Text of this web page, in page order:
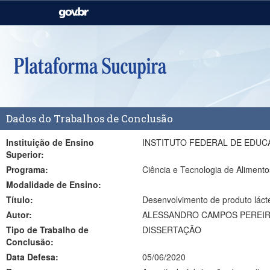
Casa Civil
Pecuária e Abastecimento
Dados do Trabalhos de Conclusão
Instituição de Ensino
Superior:
INSTITUTO FEDERAL DE
Programa:
Ciência e Tecnologia de
Modalidade de Ensino:
Título:
Desenvolvimento de produto
Autor:
ALESSANDRO CAMPOS
Tipo de Trabalho de
Conclusão:
DISSERTAÇÃO
Data Defesa:
05/06/2020